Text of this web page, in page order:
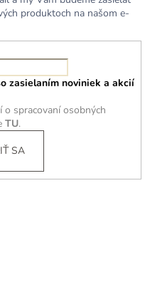
produktoch na našom e-
zasielaním noviniek a akcií
o spracovaní osobných
TU.
SA